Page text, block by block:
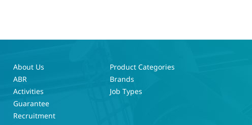
About Us
ABR
Activities
Guarantee
Recruitment
Product Categories
Brands
Job Types